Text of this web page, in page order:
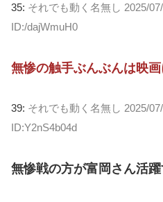
35: それでも動く名無し 2025/
ID:/dajWmuH0
無惨の触手ぶんぶんは映
39: それでも動く名無し 2025/
ID:Y2nS4b04d
無惨戦の方が富岡さん活